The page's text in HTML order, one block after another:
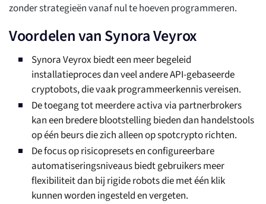
zonder strategieën vanaf nul te hoeven programmeren.
Voordelen van Synora Veyrox
Synora Veyrox biedt een meer begeleid
installatieproces dan veel andere API-gebaseerde
cryptobots, die vaak programmeerkennis vereisen.
De toegang tot meerdere activa via partnerbrokers
kan een bredere blootstelling bieden dan handelstools
op één beurs die zich alleen op spotcrypto richten.
De focus op risicopresets en configureerbare
automatiseringsniveaus biedt gebruikers meer
flexibiliteit dan bij rigide robots die met één klik
kunnen worden ingesteld en vergeten.